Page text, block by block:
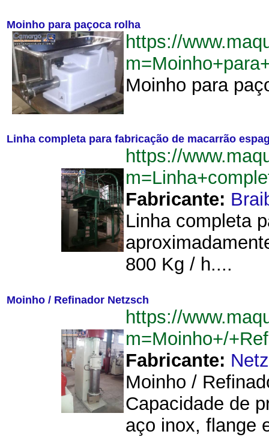
Moinho para paçoca rolha
https://
Moinho para
Linha completa para fabricação de macarrão
https://
Fabricante:
Linha completa
800 Kg / h....
Moinho / Refinador Netzsch
https://
m=Moinho+/
Fabricante:
Moinho /
Capacidade de
aço inox, flange